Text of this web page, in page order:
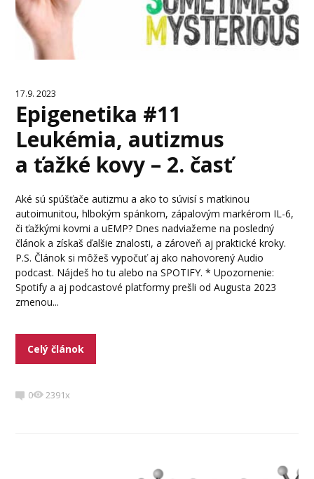
17.9. 2023
Epigenetika #11
Leukémia, autizmus
a ťažké kovy – 2. časť
Aké sú spúšťače autizmu a ako to súvisí s matkinou
autoimunitou, hlbokým spánkom, zápalovým markérom IL-6,
či ťažkými kovmi a uEMP? Dnes nadviažeme na posledný
článok a získaš ďalšie znalosti, a zároveň aj praktické kroky.
P.S. Článok si môžeš vypočuť aj ako nahovorený Audio
podcast. Nájdeš ho tu alebo na SPOTIFY. * Upozornenie:
Spotify a aj podcastové platformy prešli od Augusta 2023
zmenou...
Celý článok
0 2391x